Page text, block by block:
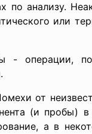
анализу.
или
- операции,
от
(и пробы)
а в